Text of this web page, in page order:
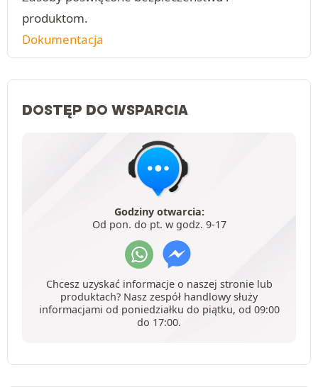
produktom.
Dokumentacja
DOSTĘP DO WSPARCIA
Godziny otwarcia:
Od pon. do pt. w godz. 9-17
Chcesz uzyskać informacje o naszej stronie lub
produktach? Nasz zespół handlowy służy
informacjami od poniedziałku do piątku, od 09:00
do 17:00.